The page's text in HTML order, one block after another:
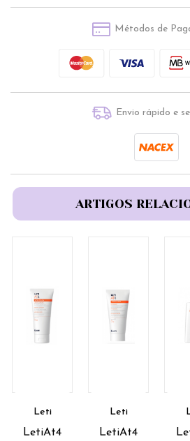
Métodos de
Envio rápido e
ARTIGOS
Leti
LetiAt4
Leti
LetiAt4